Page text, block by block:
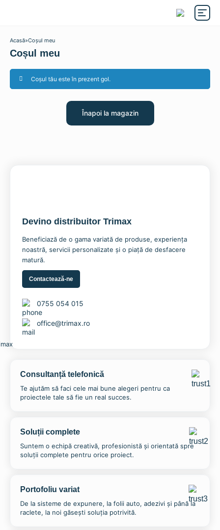
Acasă»Coșul meu
Coșul meu
Coșul tău este în prezent gol.
Înapoi la magazin
Devino distribuitor Trimax
Beneficiază de o gama variată de produse, experiența
noastră, servicii personalizate și o piață de desfacere
matură.
Contactează-ne
0755 054 015
office@trimax.ro
Consultanță telefonică
Te ajutăm să faci cele mai bune alegeri pentru ca
proiectele tale să fie un real succes.
Soluții complete
Suntem o echipă creativă, profesionistă și orientată spre
soluții complete pentru orice proiect.
Portofoliu variat
De la sisteme de expunere, la folii auto, adezivi și până la
raclete, la noi găsești soluția potrivită.